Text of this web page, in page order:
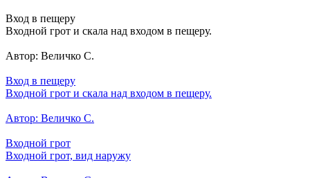
Вход в пещеру
Входной грот и скала над входом в пещеру.
Автор: Величко С.
Вход в пещеру
Входной грот и скала над входом в пещеру.
Автор: Величко С.
Входной грот
Входной грот, вид наружу